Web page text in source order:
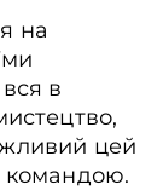
на
в
цей
командою.